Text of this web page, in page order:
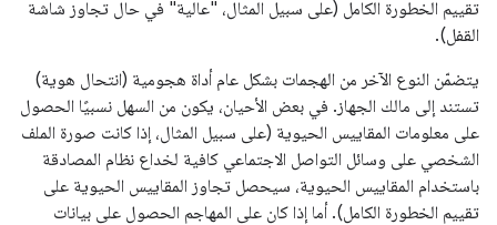
تقييم الخطورة الكامل (على سبيل المثال، "عالية" في حال تجاوز شاشة
القفل).
يتضمّن النوع الآخر من الهجمات بشكل عام أداة هجومية (انتحال هوية)
تستند إلى مالك الجهاز. في بعض الأحيان، يكون من السهل نسبيًا الحصول
على معلومات المقاييس الحيوية (على سبيل المثال، إذا كانت صورة الملف
الشخصي على وسائل التواصل الاجتماعي كافية لخداع نظام المصادقة
باستخدام المقاييس الحيوية، سيحصل تجاوز المقاييس الحيوية على
تقييم الخطورة الكامل). أما إذا كان على المهاجم الحصول على بيانات